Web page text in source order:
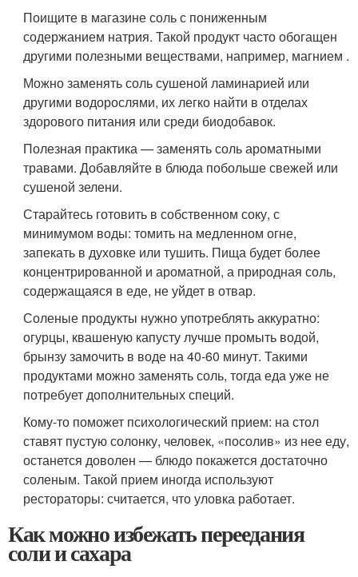
Поищите в магазине соль с пониженным
содержанием натрия. Такой продукт часто обогащен
другими полезными веществами, например, магнием .
Можно заменять соль сушеной ламинарией или
другими водорослями, их легко найти в отделах
здорового питания или среди биодобавок.
Полезная практика — заменять соль ароматными
травами. Добавляйте в блюда побольше свежей или
сушеной зелени.
Старайтесь готовить в собственном соку, с
минимумом воды: томить на медленном огне,
запекать в духовке или тушить. Пища будет более
концентрированной и ароматной, а природная соль,
содержащаяся в еде, не уйдет в отвар.
Соленые продукты нужно употреблять аккуратно:
огурцы, квашеную капусту лучше промыть водой,
брынзу замочить в воде на 40-60 минут. Такими
продуктами можно заменять соль, тогда еда уже не
потребует дополнительных специй.
Кому-то поможет психологический прием: на стол
ставят пустую солонку, человек, «посолив» из нее еду,
останется доволен — блюдо покажется достаточно
соленым. Такой прием иногда используют
рестораторы: считается, что уловка работает.
Как можно избежать переедания
соли и сахара